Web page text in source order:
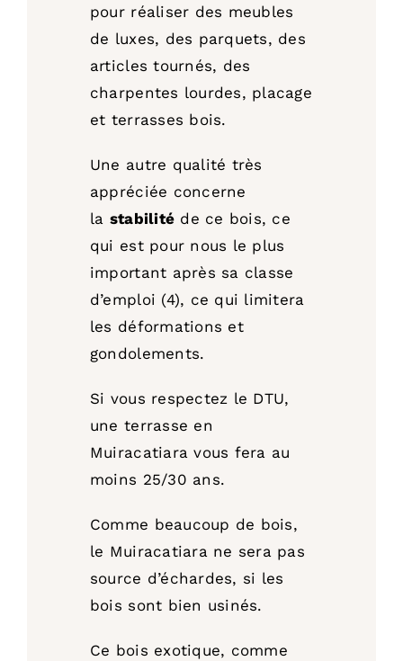
pour réaliser des meubles
de luxes, des parquets, des
articles tournés, des
charpentes lourdes, placage
et terrasses bois.
Une autre qualité très
appréciée concerne
la stabilité de ce bois, ce
qui est pour nous le plus
important après sa classe
d’emploi (4), ce qui limitera
les déformations et
gondolements.
Si vous respectez le DTU,
une terrasse en
Muiracatiara vous fera au
moins 25/30 ans.
Comme beaucoup de bois,
le Muiracatiara ne sera pas
source d’échardes, si les
bois sont bien usinés.
Ce bois exotique, comme